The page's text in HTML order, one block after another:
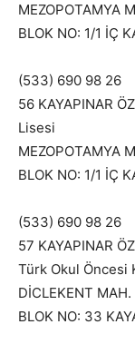
MEZOPOTAMYA
BLOK NO: 1/1 İÇ
(533) 690 98 26
56 KAYAPINAR
Lisesi
MEZOPOTAMYA
BLOK NO: 1/1 İÇ
(533) 690 98 26
57 KAYAPINAR
Türk Okul Öncesi
DİCLEKENT
BLOK NO: 33